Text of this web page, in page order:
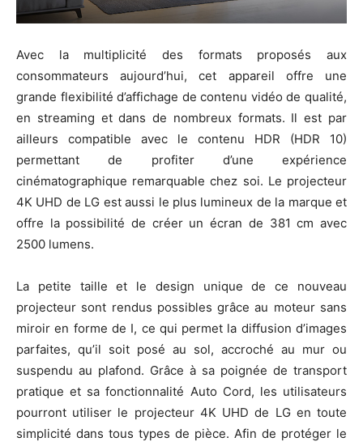
Avec la multiplicité des formats proposés aux
consommateurs aujourd’hui, cet appareil offre une
grande flexibilité d’affichage de contenu vidéo de qualité,
en streaming et dans de nombreux formats. Il est par
ailleurs compatible avec le contenu HDR (HDR 10)
permettant de profiter d’une expérience
cinématographique remarquable chez soi. Le projecteur
4K UHD de LG est aussi le plus lumineux de la marque et
offre la possibilité de créer un écran de 381 cm avec
2500 lumens.
La petite taille et le design unique de ce nouveau
projecteur sont rendus possibles grâce au moteur sans
miroir en forme de I, ce qui permet la diffusion d’images
parfaites, qu’il soit posé au sol, accroché au mur ou
suspendu au plafond. Grâce à sa poignée de transport
pratique et sa fonctionnalité Auto Cord, les utilisateurs
pourront utiliser le projecteur 4K UHD de LG en toute
simplicité dans tous types de pièce. Afin de protéger le